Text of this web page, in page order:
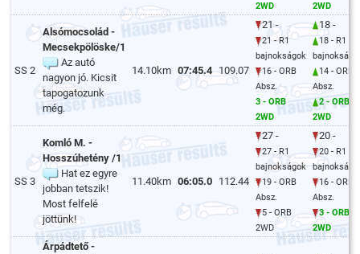
2WD
2WD
SS 2
Alsómocsolád -
Mecsekpölöske/1
Az autó
nagyon jó. Kicsit
tapogatozunk
még.
14.10km 07:45.4 109.07
21 -
21 - R1
bajnokságok
16 - ORB
Absz.
3 - ORB
2WD
18 -
18 - R1
14 - ORB
Absz.
2 - ORB
2WD
SS 3
Komló M. -
Hosszúhetény /1
Hat ez egyre
jobban tetszik!
Most felfelé
jöttünk!
11.40km 06:05.0 112.44
27 -
27 - R1
bajnokságok
19 - ORB
Absz.
5 - ORB
2WD
20 -
20 - R1
16 - ORB
Absz.
3 - ORB
2WD
Árpádtető -